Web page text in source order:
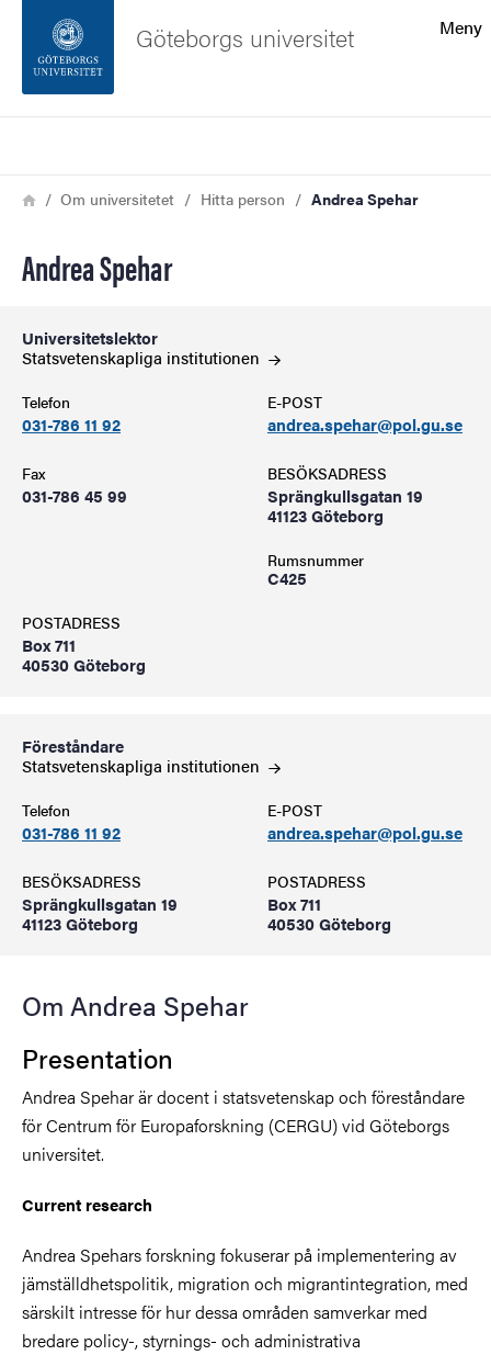
Sidfoten
Meny
Göteborgs universitet
Länkstig
HemOm universitetet Hitta person Andrea Spehar
Andrea Spehar
Universitetslektor
Statsvetenskapliga institutionen
Telefon
031-786 11 92
E-POST
andrea.spehar@pol.gu.se
Fax
031-786 45 99
BESÖKSADRESS
Sprängkullsgatan 19
41123 Göteborg
Rumsnummer
C425
POSTADRESS
Box 711
40530 Göteborg
Föreståndare
Statsvetenskapliga institutionen
Telefon
031-786 11 92
E-POST
andrea.spehar@pol.gu.se
BESÖKSADRESS
Sprängkullsgatan 19
41123 Göteborg
POSTADRESS
Box 711
40530 Göteborg
Om Andrea Spehar
Presentation
Andrea Spehar är docent i statsvetenskap och föreståndare
för Centrum för Europaforskning (CERGU) vid Göteborgs
universitet.
Current research
Andrea Spehars forskning fokuserar på implementering av
jämställdhetspolitik, migration och migrantintegration, med
särskilt intresse för hur dessa områden samverkar med
bredare policy-, styrnings- och administrativa